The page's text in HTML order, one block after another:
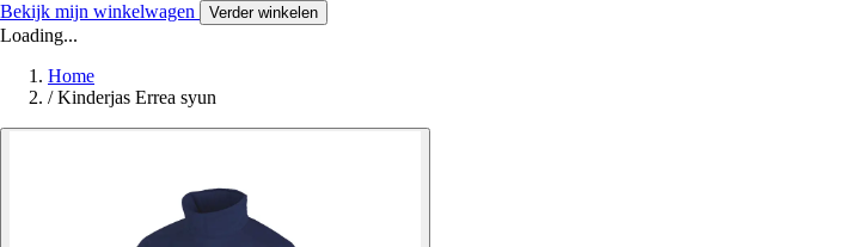
Bekijk mijn winkelwagen Verder winkelen
Loading...
Home
/ Kinderjas Errea syun